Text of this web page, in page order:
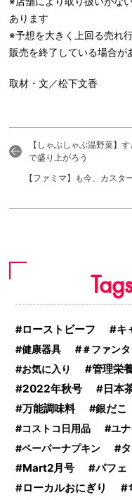
あります
※予想を大きく上回る売れ
販売を終了している場合が
取材・文／松下文香
【しゃぶしゃぶ温野菜】
で盛り上がろう
【ファミマ】も今、カス
Tags
ローストビーフ キ
健康器具
＃ファン
お気に入り
管理栄
2022年秋号
日本
万能調味料
銀だこ
コストコ日用品
ユ
ペーパーナプキン
Mart2月号
パフェ
ローカルおにぎり